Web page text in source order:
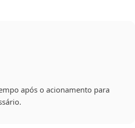
após o acionamento para